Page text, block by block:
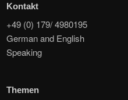
Kontakt
+49 (0) 179/ 4980195
German and English
Speaking
Themen